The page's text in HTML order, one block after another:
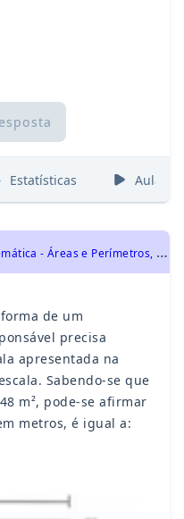
Estatísticas Aulas
E
samc 2014 - Matemática - Áreas e Perímetros, Geometria Plana
de um
precisa
apresentada na
Sabendo-se que
m², pode-se afirmar
metros, é igual a: